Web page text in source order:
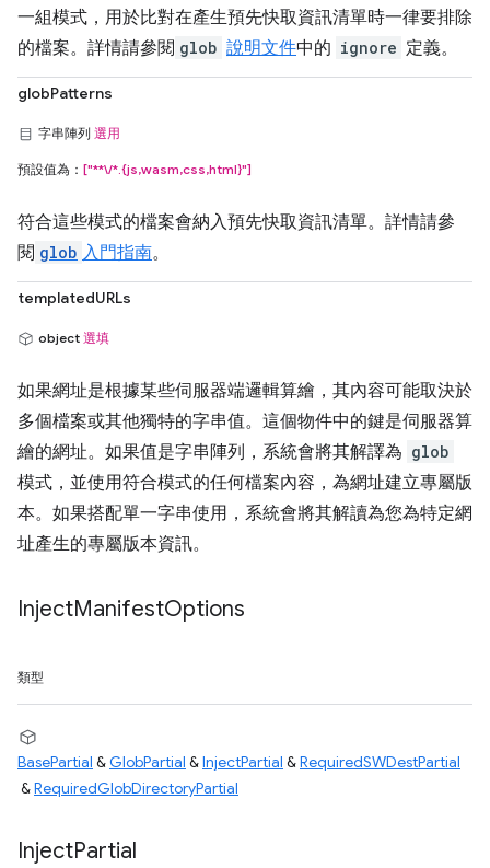
一組模式，用於比對在產生預先快取資訊清單時一律要排除
的檔案。詳情請參閱 glob 說明文件中的 ignore 定義。
globPatterns
字串陣列 選用
預設值為： ["**\/*.{js,wasm,css,html}"]
符合這些模式的檔案會納入預先快取資訊清單。詳情請參
閱 glob 入門指南。
templatedURLs
object 選填
如果網址是根據某些伺服器端邏輯算繪，其內容可能取決於
多個檔案或其他獨特的字串值。這個物件中的鍵是伺服器算
繪的網址。如果值是字串陣列，系統會將其解譯為 glob
模式，並使用符合模式的任何檔案內容，為網址建立專屬版
本。如果搭配單一字串使用，系統會將其解讀為您為特定網
址產生的專屬版本資訊。
InjectManifestOptions
類型
BasePartial &GlobPartial &InjectPartial &RequiredSWDestPartial
&RequiredGlobDirectoryPartial
InjectPartial